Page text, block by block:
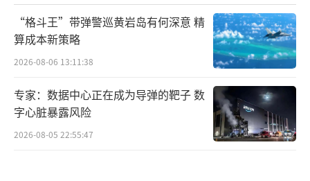
“格斗王”带弹警巡黄岩岛有何深意 精
算成本新策略
2026-08-06 13:11:38
专家：数据中心正在成为导弹的靶子 数
字心脏暴露风险
2026-08-05 22:55:47